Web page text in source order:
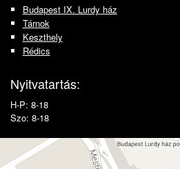
Budapest IX. Lurdy ház
Tárnok
Keszthely
Rédics
Nyitvatartás:
H-P: 8-18
Szo: 8-18